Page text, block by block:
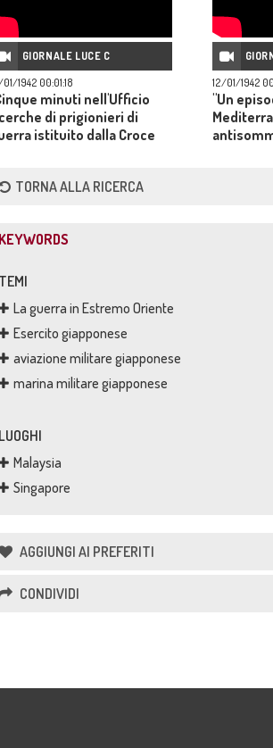
GIORNALE LUCE C
1942 00:01:18
minuti nell'Ufficio
di prigionieri di
istituito dalla Croce
12/01/1942
"Un
TORNA ALLA RICERCA
KEYWORDS
TEMI
La guerra in Estremo Oriente
Esercito giapponese
aviazione militare giapponese
marina militare giapponese
LUOGHI
Malaysia
Singapore
AGGIUNGI AI PREFERITI
CONDIVIDI